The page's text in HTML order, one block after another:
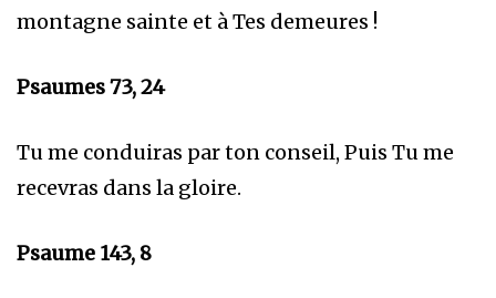
montagne sainte et à Tes demeures !
Psaumes 73, 24
Tu me conduiras par ton conseil, Puis Tu me
recevras dans la gloire.
Psaume 143, 8